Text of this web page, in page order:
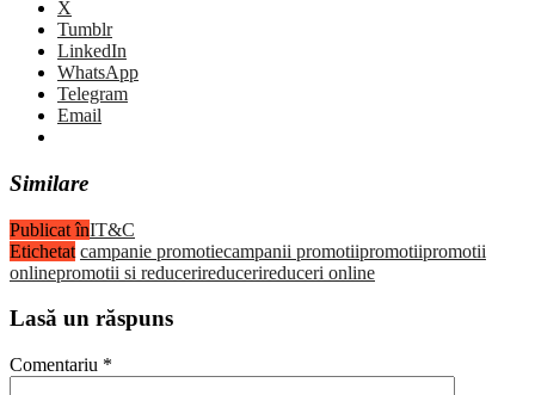
X
Tumblr
LinkedIn
WhatsApp
Telegram
Email
Similare
Publicat înIT&C
Etichetat campanie promotiecampanii promotiipromotiipromotii
onlinepromotii si reducerireducerireduceri online
Lasă un răspuns
Comentariu *